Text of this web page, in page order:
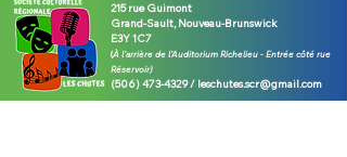
215 rue Guimont
Grand-Sault, Nouveau-Brunswick
E3Y 1C7
(À l'arrière de l'Auditorium Richelieu - Entrée côté rue
Réservoir)
(506) 473-4329/ leschutes.scr@gmail.com